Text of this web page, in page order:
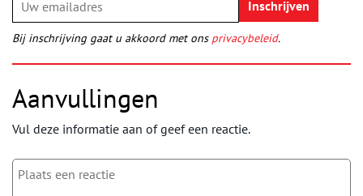
Bij inschrijving gaat u akkoord met ons privacybeleid.
Aanvullingen
Vul deze informatie aan of geef een reactie.